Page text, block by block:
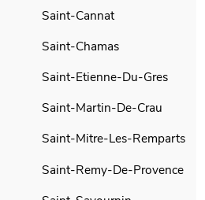
Saint-Cannat
Saint-Chamas
Saint-Etienne-Du-Gres
Saint-Martin-De-Crau
Saint-Mitre-Les-Remparts
Saint-Remy-De-Provence